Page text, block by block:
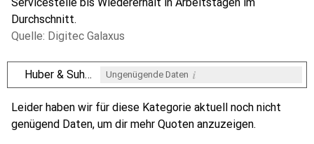
Durchschnitt.
Quelle: Digitec Galaxus
Huber & Suhner Ungenügende Daten i
Leider haben wir für diese Kategorie aktuell noch nicht
genügend Daten, um dir mehr Quoten anzuzeigen.